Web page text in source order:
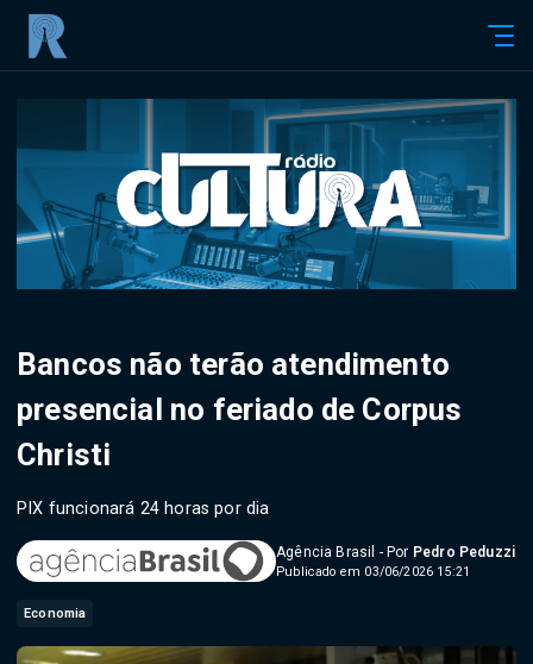
Bancos não terão atendimento
presencial no feriado de Corpus
Christi
PIX funcionará 24 horas por dia
Agência Brasil - Por Pedro Peduzzi
Publicado em 03/06/2026 15:21
Economia